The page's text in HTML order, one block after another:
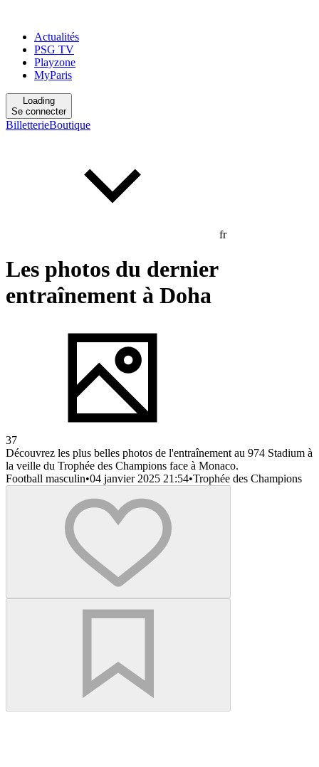
Actualités
PSG TV
Playzone
MyParis
Loading
Se connecter
BilletterieBoutique
fr
Les photos du dernier
entraînement à Doha
37
Découvrez les plus belles photos de l'entraînement au 974 Stadium à
la veille du Trophée des Champions face à Monaco.
Football masculin•04 janvier 2025 21:54•Trophée des Champions